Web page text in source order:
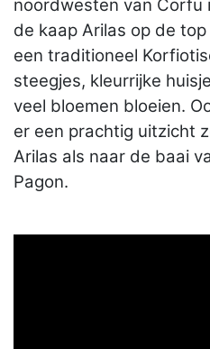
noordwesten van Corfu
de kaap Arilas op de
een traditioneel
steegjes, kleurrijke
veel bloemen bloeien.
er een prachtig uitzicht
Arilas als naar de baai
Pagon.